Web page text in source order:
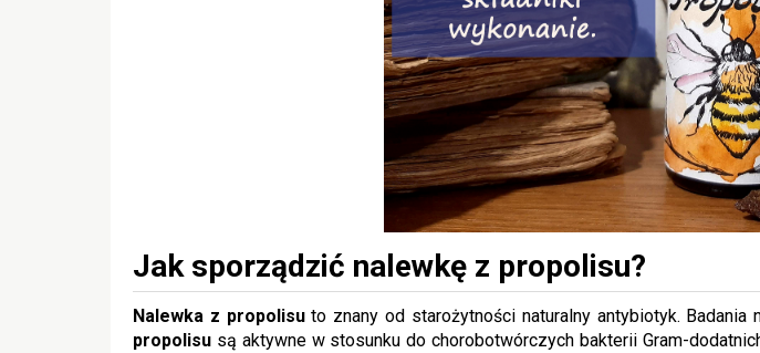
Jak sporządzić nalewkę z propolisu?
Nalewka z propolisuto znany od starożytności naturalny antybiotyk.
propolisu są aktywne w stosunku do chorobotwórczych bakterii Gram-